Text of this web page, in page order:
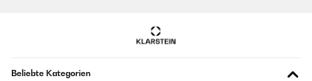
Beliebte Kategorien